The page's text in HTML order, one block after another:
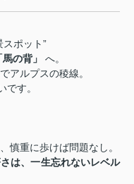
ポット”
馬の背」
へ。
アルプスの稜線。
です。
慎重に歩けば問題なし。
は、一生忘れないレベル